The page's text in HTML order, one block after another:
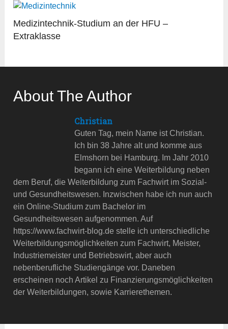
Medizintechnik-Studium an der HFU –
Extraklasse
About The Author
Christian
Guten Tag, mein Name ist Christian.
Ich bin 38 Jahre alt und komme aus
Elmshorn bei Hamburg. Im Jahr 2010
begann ich eine Weiterbildung neben
dem Beruf, die Weiterbildung zum Fachwirt im Sozial-
und Gesundheitswesen. Inzwischen habe ich nun auch
ein Online-Studium zum Bachelor im
Gesundheitswesen aufgenommen. Auf
https://www.fachwirt-blog.de stelle ich unterschiedliche
Weiterbildungsmöglichkeiten zum Fachwirt, Meister,
Industriemeister und Betriebswirt, aber auch
nebenberufliche Studiengänge vor. Daneben
erscheinen noch Artikel zu Finanzierungsmöglichkeiten
der Weiterbildungen, sowie Karrierethemen.